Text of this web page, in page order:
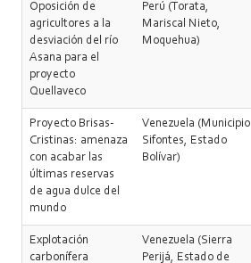
Oposición de
agricultores a la
desviación del río
Asana para el
proyecto
Quellaveco
Perú (Torata,
Mariscal Nieto,
Moquehua)
Proyecto Brisas-
Cristinas: amenaza
con acabar las
últimas reservas
de agua dulce del
mundo
Venezuela (Municipio
Sifontes, Estado
Bolívar)
Explotación
carbonífera
Venezuela (Sierra
Perijá, Estado de